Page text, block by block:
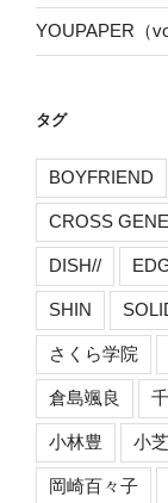
YOUPAPER（
タグ
BOYFRIEND
CROSS GENE
DISH//
SHIN
さくら学院
倉島颯良
小林豊 小
岡崎百々子